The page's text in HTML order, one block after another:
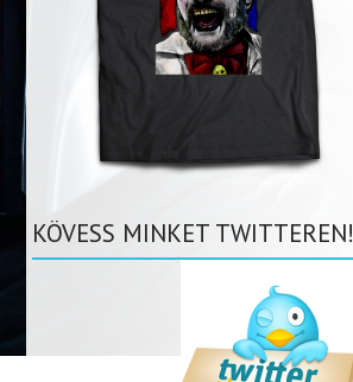
KÖVESS MINKET TWITTEREN!